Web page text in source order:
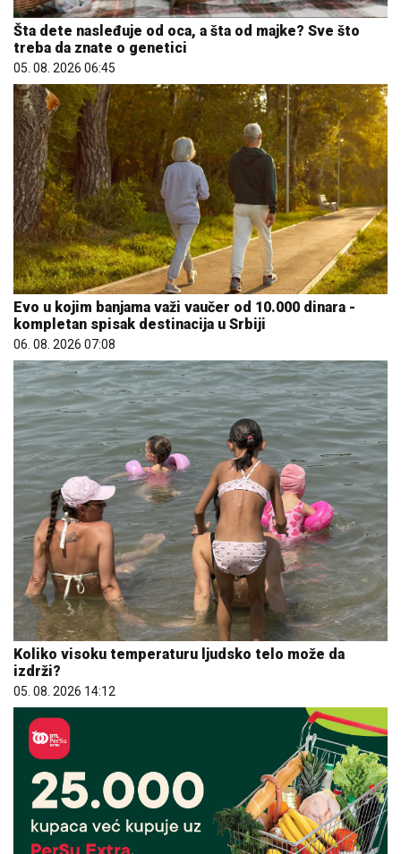
Šta dete nasleđuje od oca, a šta od majke? Sve što
treba da znate o genetici
05. 08. 2026 06:45
Evo u kojim banjama važi vaučer od 10.000 dinara -
kompletan spisak destinacija u Srbiji
06. 08. 2026 07:08
Koliko visoku temperaturu ljudsko telo može da
izdrži?
05. 08. 2026 14:12